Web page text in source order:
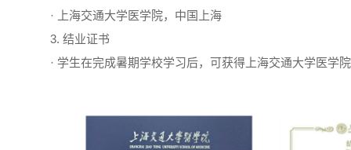
· 上海交通大学医学院，中国上海
3. 结业证书
· 学生在完成暑期学校学习后，可获得上海交通大学医学